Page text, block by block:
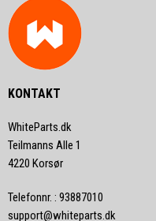
KONTAKT
WhiteParts.dk
Teilmanns Alle 1
4220 Korsør
Telefonnr. : 93887010
support@whiteparts.dk